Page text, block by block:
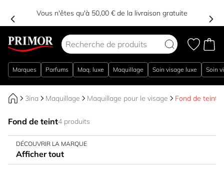
Vous n'êtes qu'à 50,00 € de la livraison gratuite
Marques Parfums Maq. luxe Maquillage Soin visage luxe Soin
3ina Maquillage Maquillage pour le visage Fond de teint
Fond de teint4 produits
DÉCOUVRIR LA MARQUE
Afficher tout